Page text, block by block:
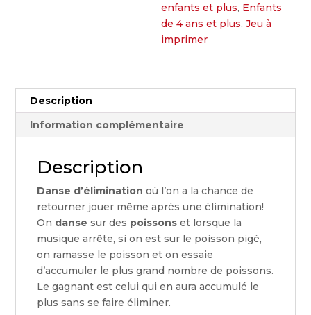
enfants et plus, Enfants
de 4 ans et plus,Jeu à
imprimer
Description
Information complémentaire
Description
Danse d’élimination où l’on a la chance de
retourner jouer même après une élimination!
On danse sur des poissons et lorsque la
musique arrête, si on est sur le poisson pigé,
on ramasse le poisson et on essaie
d’accumuler le plus grand nombre de poissons.
Le gagnant est celui qui en aura accumulé le
plus sans se faire éliminer.